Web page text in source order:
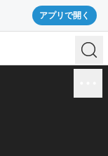
アプリで開く